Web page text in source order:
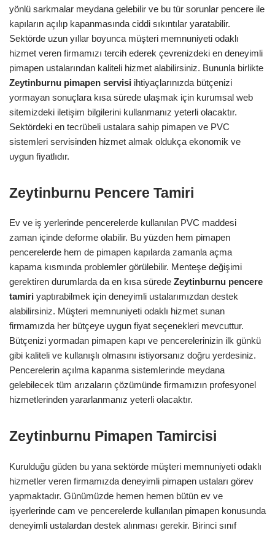
yönlü sarkmalar meydana gelebilir ve bu tür sorunlar pencere ile
kapıların açılıp kapanmasında ciddi sıkıntılar yaratabilir.
Sektörde uzun yıllar boyunca müşteri memnuniyeti odaklı
hizmet veren firmamızı tercih ederek çevrenizdeki en deneyimli
pimapen ustalarından kaliteli hizmet alabilirsiniz. Bununla birlikte
Zeytinburnu pimapen servisi ihtiyaçlarınızda bütçenizi
yormayan sonuçlara kısa sürede ulaşmak için kurumsal web
sitemizdeki iletişim bilgilerini kullanmanız yeterli olacaktır.
Sektördeki en tecrübeli ustalara sahip pimapen ve PVC
sistemleri servisinden hizmet almak oldukça ekonomik ve
uygun fiyatlıdır.
Zeytinburnu Pencere Tamiri
Ev ve iş yerlerinde pencerelerde kullanılan PVC maddesi
zaman içinde deforme olabilir. Bu yüzden hem pimapen
pencerelerde hem de pimapen kapılarda zamanla açma
kapama kısmında problemler görülebilir. Menteşe değişimi
gerektiren durumlarda da en kısa sürede Zeytinburnu pencere
tamiri yaptırabilmek için deneyimli ustalarımızdan destek
alabilirsiniz. Müşteri memnuniyeti odaklı hizmet sunan
firmamızda her bütçeye uygun fiyat seçenekleri mevcuttur.
Bütçenizi yormadan pimapen kapı ve pencerelerinizin ilk günkü
gibi kaliteli ve kullanışlı olmasını istiyorsanız doğru yerdesiniz.
Pencerelerin açılma kapanma sistemlerinde meydana
gelebilecek tüm arızaların çözümünde firmamızın profesyonel
hizmetlerinden yararlanmanız yeterli olacaktır.
Zeytinburnu Pimapen Tamircisi
Kurulduğu güden bu yana sektörde müşteri memnuniyeti odaklı
hizmetler veren firmamızda deneyimli pimapen ustaları görev
yapmaktadır. Günümüzde hemen hemen bütün ev ve
işyerlerinde cam ve pencerelerde kullanılan pimapen konusunda
deneyimli ustalardan destek alınması gerekir. Birinci sınıf